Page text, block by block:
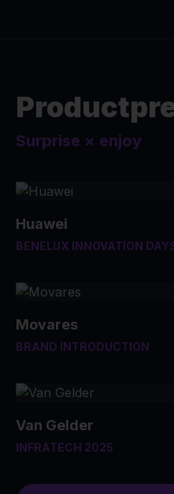
Surprise × enjoy
Huawei
BENELUX INNOVATION
Movares
BRAND INTRODUCTION
Van Gelder
INFRATECH 2025